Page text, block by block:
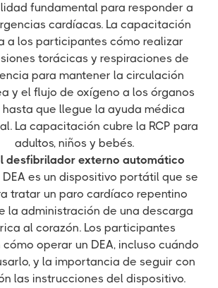
fundamental para responder a
cardíacas. La capacitación
a los participantes cómo realizar
torácicas y respiraciones de
para mantener la circulación
y el flujo de oxígeno a los órganos
que llegue la ayuda médica
La capacitación cubre la RCP para
adultos, niños y bebés.
desfibrilador externo automático
DEA es un dispositivo portátil que se
tratar un paro cardíaco repentino
la administración de una descarga
al corazón. Los participantes
operar un DEA, incluso cuándo
y la importancia de seguir con
las instrucciones del dispositivo.